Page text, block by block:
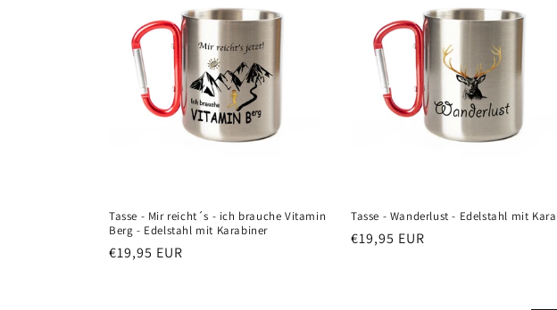
Tasse - Mir reicht´s - ich brauche Vitamin
Berg - Edelstahl mit Karabiner
Normaler
€19,95 EUR
Tasse - Wanderlust - Edelstahl mit
Normaler
€19,95 EUR